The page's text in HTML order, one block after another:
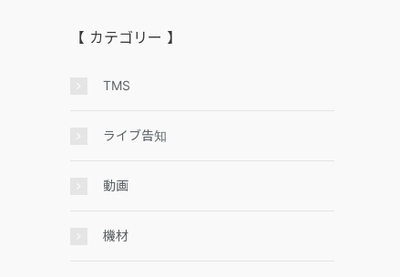
【 カテゴリー 】
TMS
ライブ告知
動画
機材